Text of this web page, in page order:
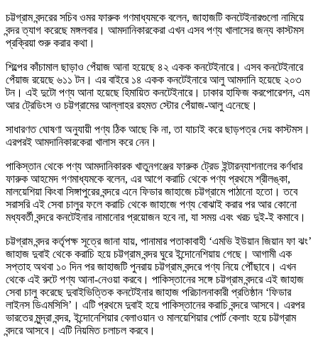
চট্টগ্রাম বন্দরের সচিব ওমর ফারুক গণমাধ্যমকে বলেন, জাহাজটি কনটেইনারগুলো নামিয়ে
বন্দর ত্যাগ করেছে মঙ্গলবার। আমদানিকারকেরা এখন এসব পণ্য খালাসের জন্য কাস্টমস
প্রক্রিয়া শুরু করার কথা।
শিল্পের কাঁচামাল ছাড়াও পেঁয়াজ আনা হয়েছে ৪২ একক কনটেইনারে। এসব কনটেইনারে
পেঁয়াজ রয়েছে ৬১১ টন। এর বাইরে ১৪ একক কনটেইনারে আলু আমদানি হয়েছে ২০৩
টন। এই দুটো পণ্য আনা হয়েছে হিমায়িত কনটেইনারে। ঢাকার হাফিজ করপোরেশন, এম
আর ট্রেডিংস ও চট্টগ্রামের আল্লাহর রহমত স্টোর পেঁয়াজ-আলু এনেছে।
সাধারণত ঘোষণা অনুযায়ী পণ্য ঠিক আছে কি না, তা যাচাই করে ছাড়পত্র দেয় কাস্টমস।
এরপরই আমদানিকারকেরা খালাস করে নেন।
পাকিস্তান থেকে পণ্য আমদানিকারক খাতুনগঞ্জের ফারুক ট্রেড ইন্টারন্যাশনালের কর্ণধার
ফারুক আহমেদ গণমাধ্যমকে বলেন, এর আগে করাচি থেকে পণ্য প্রথমে শ্রীলঙ্কা,
মালয়েশিয়া কিংবা সিঙ্গাপুরের বন্দরে এনে ফিডার জাহাজে চট্টগ্রামে পাঠানো হতো। তবে
সরাসরি এই সেবা চালুর ফলে করাচি থেকে জাহাজে পণ্য বোঝাই করার পর আর কোনো
মধ্যবর্তী বন্দরে কনটেইনার নামানোর প্রয়োজন হবে না, যা সময় এবং খরচ দুই-ই কমাবে।
চট্টগ্রাম বন্দর কর্তৃপক্ষ সূত্রে জানা যায়, পানামার পতাকাবাহী ‘এমভি ইউয়ান জিয়ান ফা ঝং’
জাহাজ দুবাই থেকে করাচি হয়ে চট্টগ্রাম বন্দর ঘুরে ইন্দোনেশিয়ায় গেছে। আগামী এক
সপ্তাহ অথবা ১০ দিন পর জাহাজটি পুনরায় চট্টগ্রাম বন্দরে পণ্য নিয়ে পৌঁছাবে। এখন
থেকে এই রুটে পণ্য আনা-নেওয়া করবে। পাকিস্তানের সঙ্গে চট্টগ্রাম বন্দরে এই জাহাজ
সেবা চালু করেছে দুবাইভিত্তিক কনটেইনার জাহাজ পরিচালনাকারী প্রতিষ্ঠান ‘ফিডার
লাইনস ডিএমসিসি’। এটি প্রথমে দুবাই হয়ে পাকিস্তানের করাচি বন্দরে আসবে। এরপর
ভারতের মুন্দ্রা বন্দর, ইন্দোনেশিয়ার বেলাওয়ান ও মালয়েশিয়ার পোর্ট কেলাং হয়ে চট্টগ্রাম
বন্দরে আসবে। এটি নিয়মিত চলাচল করবে।